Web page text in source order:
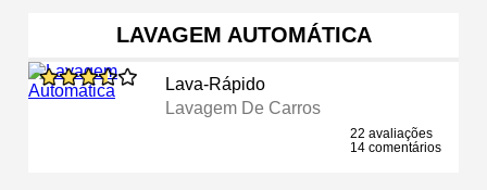
LAVAGEM AUTOMÁTICA
Lava-Rápido
Lavagem De Carros
22 avaliações
14 comentários